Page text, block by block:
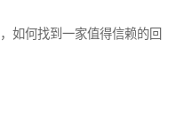
如何找到一家值得信赖的回